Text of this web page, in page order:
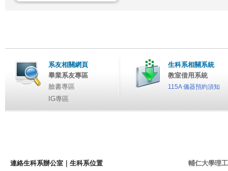
系友相關網頁
畢業系友專區
臉書專區
IG專區
生科系相關系統
教室借用系統
115A 儀器預約須知
連絡生科系辦公室 生科系位置 輔仁大學理